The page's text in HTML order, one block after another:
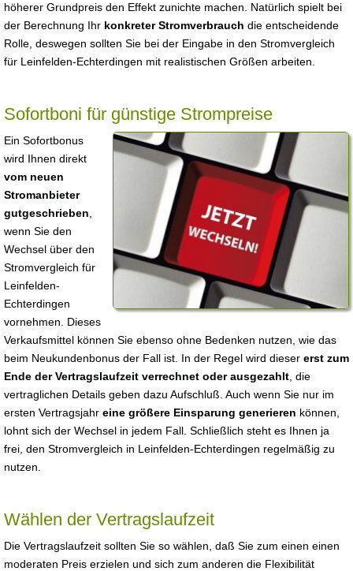
höherer Grundpreis den Effekt zunichte machen. Natürlich spielt bei
der Berechnung Ihr konkreter Stromverbrauch die entscheidende
Rolle, deswegen sollten Sie bei der Eingabe in den Stromvergleich
für Leinfelden-Echterdingen mit realistischen Größen arbeiten.
Sofortboni für günstige Strompreise
Ein Sofortbonus
wird Ihnen direkt
vom neuen
Stromanbieter
gutgeschrieben
wenn Sie den
Wechsel über den
Stromvergleich für
Leinfelden-
Echterdingen
vornehmen. Dieses
Verkaufsmittel können Sie ebenso ohne Bedenken nutzen, wie das
beim Neukundenbonus der Fall ist. In der Regel wird dieser erst zum
Ende der Vertragslaufzeit verrechnet oder ausgezahlt , die
vertraglichen Details geben dazu Aufschluß. Auch wenn Sie nur im
ersten Vertragsjahr eine größere Einsparung generieren können,
lohnt sich der Wechsel in jedem Fall. Schließlich steht es Ihnen ja
frei, den Stromvergleich in Leinfelden-Echterdingen regelmäßig zu
nutzen.
Wählen der Vertragslaufzeit
Die Vertragslaufzeit sollten Sie so wählen, daß Sie zum einen einen
moderaten Preis erzielen und sich zum anderen die Flexibilität